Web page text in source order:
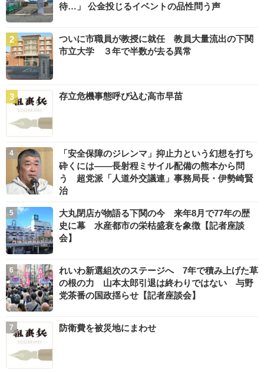
待…」 公金投じるイベントの品性問う声
ついに市職員が教授に就任 教員大量流出の下関
市立大学 ３年で半数が去る異常
存立危機事態呼び込む高市早苗
「安全保障のジレンマ」抑止力という幻想を打ち
砕くには――長射程ミサイル配備の熊本から問
う 超党派「人道外交議連」事務局長・伊勢崎賢
治
大丸閉店が物語る下関の今 来年8月で77年の歴
史に幕 水産都市の栄枯盛衰を象徴【記者座談
会】
れいわ新選組次のステージへ 7年で積み上げた草
の根の力 山本太郎引退は終わりではない 与野
党茶番の国政揺らせ【記者座談会】
防衛費を被災地にまわせ